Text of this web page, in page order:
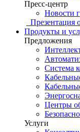
Пресс-центр
Новости
Презентация
Продукты и
Предложения
Система
Центры
Услуги